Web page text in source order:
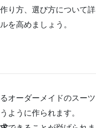
り方、選び方について詳
を高めましょう。
オーダーメイドのスーツ
ように作られます。